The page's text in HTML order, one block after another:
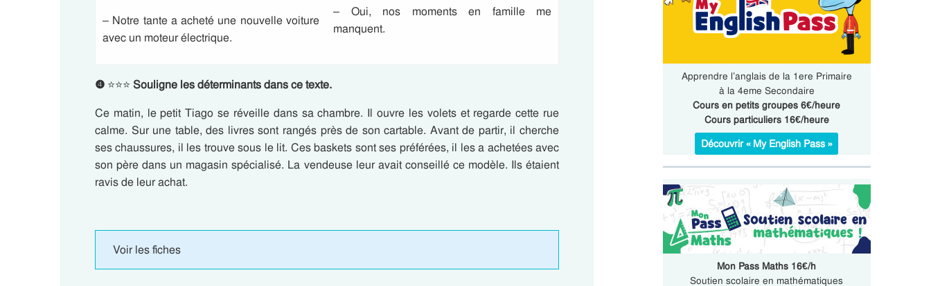
– Notre tante a acheté une nouvelle voiture
avec un moteur électrique.
– Oui, nos moments en famille me
manquent.
❹ ⭐⭐⭐ Souligne les déterminants dans ce texte.
Ce matin, le petit Tiago se réveille dans sa chambre. Il ouvre les volets et regarde cette rue
calme. Sur une table, des livres sont rangés près de son cartable. Avant de partir, il cherche
ses chaussures, il les trouve sous le lit. Ces baskets sont ses préférées, il les a achetées avec
son père dans un magasin spécialisé. La vendeuse leur avait conseillé ce modèle. Ils étaient
ravis de leur achat.
Voir les fiches
Apprendre l’anglais de la 1ere Primaire
à la 4eme Secondaire
Cours en petits groupes 6€/heure
Cours particuliers 16€/heure
Découvrir « My English Pass »
Mon Pass Maths 16€/h
Soutien scolaire en mathématiques